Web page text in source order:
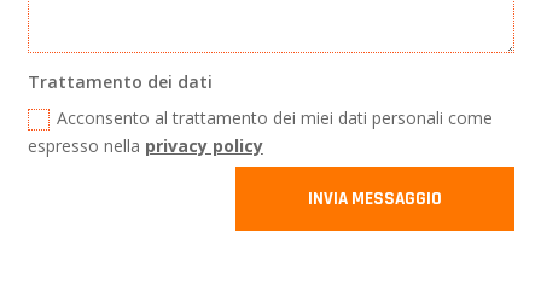
Trattamento dei dati
Acconsento al trattamento dei miei dati personali come
espresso nella privacy policy
INVIA MESSAGGIO